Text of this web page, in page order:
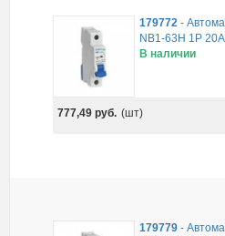
179772 -
NB1-63H 1P
В наличии
777,49руб. (шт)
179779 -